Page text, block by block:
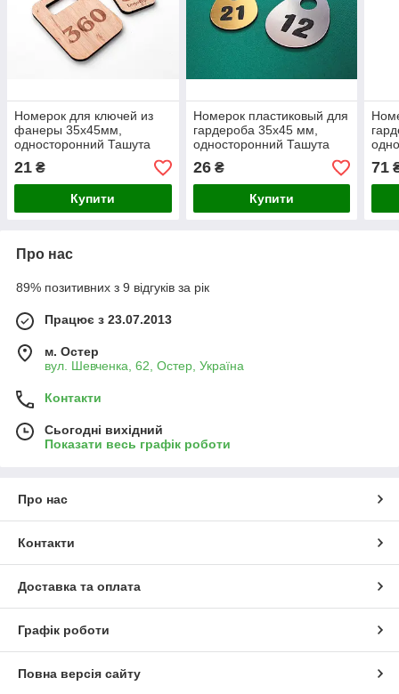
Номерок для ключей из
фанеры 35х45мм,
односторонний Ташута
(21-74120-01)
21 ₴
Купити
Номерок пластиковый для
гардероба 35х45 мм,
односторонний Ташута
(21-72010-01)
26₴
Купити
(21-
71
Про нас
89% позитивних з 9 відгуків за рік
Працює з 23.07.2013
м. Остер
вул. Шевченка, 62, Остер, Україна
Контакти
Сьогодні вихідний
Показати весь графік роботи
Про нас
Контакти
Доставка та оплата
Графік роботи
Повна версія сайту